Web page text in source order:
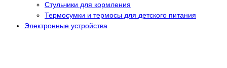
Стульчики для кормления
Термосумки и термосы для детского питания
Электронные устройства